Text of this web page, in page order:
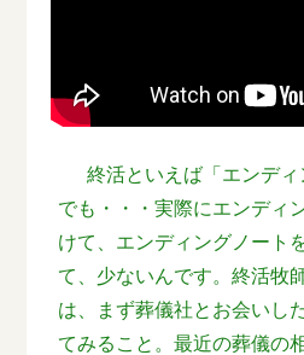
終活といえば「エンディ
でも・・・実際にエンディ
けて、エンディングノート
て、少ないんです。終活牧
は、まず葬儀社とお会いし
てみること。最近の葬儀の